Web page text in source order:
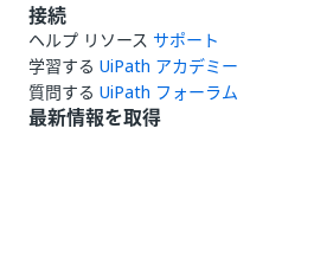
接続
ヘルプ リソース サポート
学習する UiPath アカデミー
質問する UiPath フォーラム
最新情報を取得